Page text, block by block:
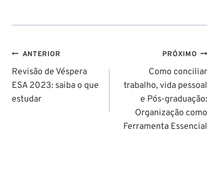
Navegação
de
Post
ANTERIOR
Revisão de Véspera
ESA 2023: saiba o que
estudar
PRÓXIMO
Como conciliar
trabalho, vida pessoal
e Pós-graduação:
Organização como
Ferramenta Essencial